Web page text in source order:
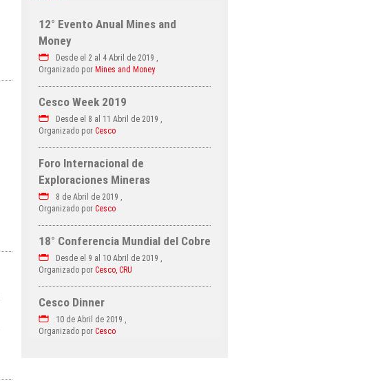
12° Evento Anual Mines and
Money
Desde el 2 al 4 Abril de 2019 ,
Organizado por Mines and Money
Cesco Week 2019
Desde el 8 al 11 Abril de 2019 ,
Organizado por Cesco
Foro Internacional de
Exploraciones Mineras
8 de Abril de 2019 ,
Organizado por Cesco
18° Conferencia Mundial del Cobre
Desde el 9 al 10 Abril de 2019 ,
Organizado por Cesco, CRU
Cesco Dinner
10 de Abril de 2019 ,
Organizado por Cesco